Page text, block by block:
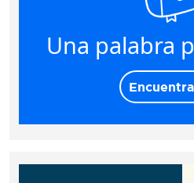
Una palabra